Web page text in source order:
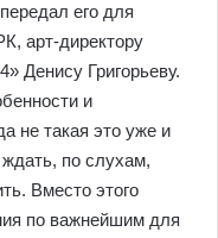
его для
арт-директору
Денису Григорьеву.
и
не такая это уже и
по слухам,
Вместо этого
по важнейшим для